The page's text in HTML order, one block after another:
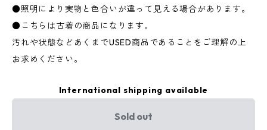
●照明により実物と色合いが違って見える場合があります。
●こちらは古着の商品になります。
汚れや状態などあくまでUSED商品であることをご理解の上
お求めください。
International shipping available
Sold out